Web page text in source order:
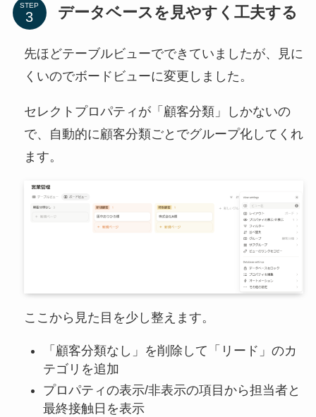
STEP データベースを見やすく工夫する
先ほどテーブルビューでできていましたが、見に
くいのでボードビューに変更しました。
セレクトプロパティが「顧客分類」しかないの
で、自動的に顧客分類ごとでグループ化してくれ
ます。
ここから見た目を少し整えます。
「顧客分類なし」を削除して「リード」のカ
テゴリを追加
プロパティの表示/非表示の項目から担当者と
最終接触日を表示